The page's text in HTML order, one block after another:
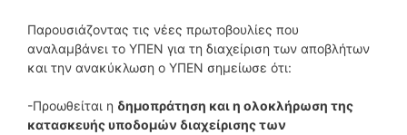
Παρουσιάζοντας τις νέες πρωτοβουλίες που
αναλαμβάνει το ΥΠΕΝ για τη διαχείριση των αποβλήτων
και την ανακύκλωση ο ΥΠΕΝ σημείωσε ότι:
-Προωθείται η δημοπράτηση και η ολοκλήρωση της
κατασκευής υποδομών διαχείρισης των